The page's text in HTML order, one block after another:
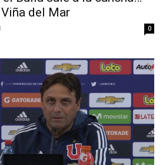
del Mar
0